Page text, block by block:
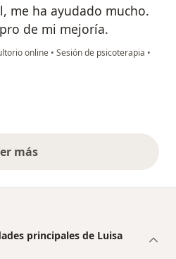
me ha ayudado mucho.
de mi mejoría.
online • Sesión de psicoterapia •
más
opiniones anteriores
principales de Luisa